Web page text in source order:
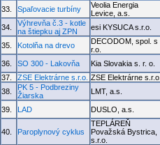
33. Spaľovacie turbíny
Veolia Energia
Levice, a.s.
34.
Výhrevňa č.3 - kotle
na štiepku aj ZPN
esi KYSUCA s.r.o.
35. Kotolňa na drevo
DECODOM, spol. s
r.o.
36. SO 300 - Lakovňa Kia Slovakia s. r. o.
37.
ZSE Elektrárne s.r.o. ZSE Elektrárne s.r.o.
38.
PK 5 - Podbreziny
Žiarska
LMT, a.s.
39. LAD DUSLO, a.s.
40. Paroplynový cyklus
TEPLÁREŇ
Považská Bystrica,
s.r.o.